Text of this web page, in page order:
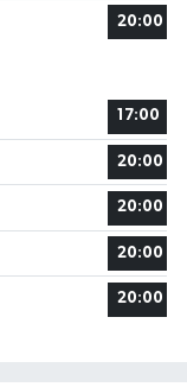
20:00
17:00
20:00
20:00
20:00
20:00